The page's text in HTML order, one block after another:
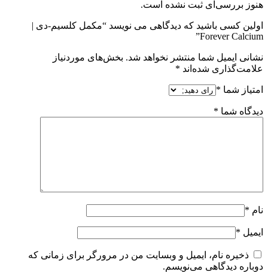
هنوز بررسی‌ای ثبت نشده است.
اولین کسی باشید که دیدگاهی می نویسد “مکمل کلسیم-دی |
Forever Calcium”
نشانی ایمیل شما منتشر نخواهد شد. بخش‌های موردنیاز
علامت‌گذاری شده‌اند *
امتیاز شما *
دیدگاه شما *
نام *
ایمیل *
ذخیره نام، ایمیل و وبسایت من در مرورگر برای زمانی که
دوباره دیدگاهی می‌نویسم.